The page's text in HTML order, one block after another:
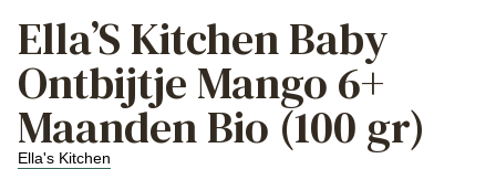
Ella’S Kitchen Baby
Ontbijtje Mango 6+
Maanden Bio (100 gr)
Ella's Kitchen